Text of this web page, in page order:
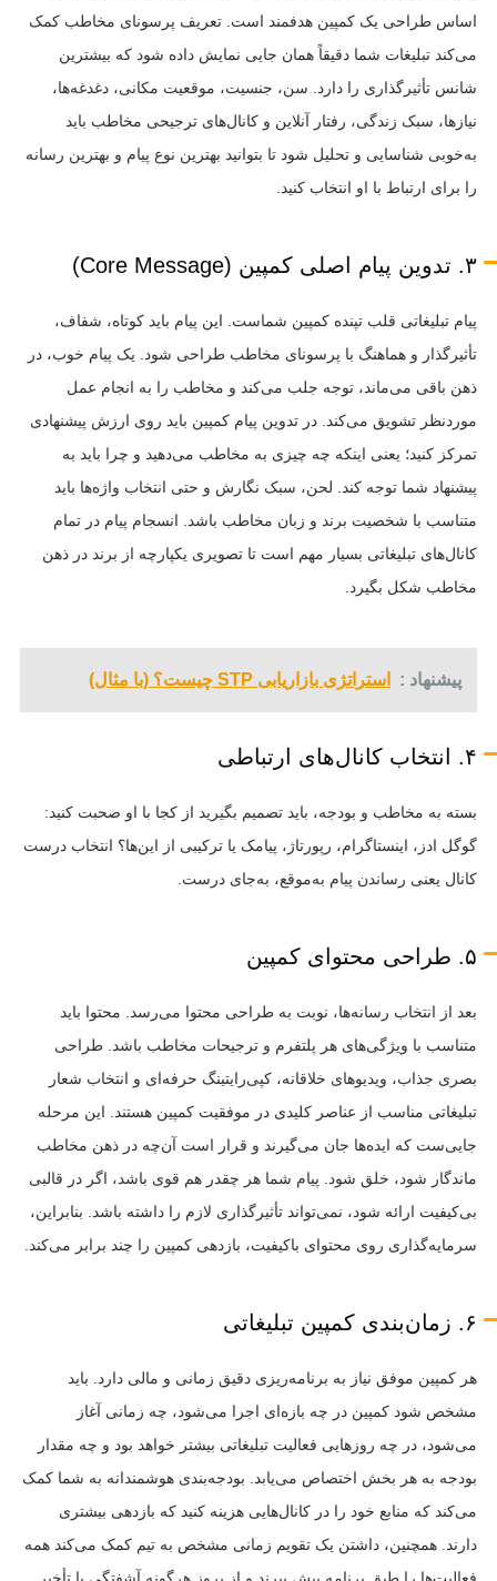
اساس طراحی یک کمپین هدفمند است. تعریف پرسونای مخاطب کمک
می‌کند تبلیغات شما دقیقاً همان جایی نمایش داده شود که بیشترین
شانس تأثیرگذاری را دارد. سن، جنسیت، موقعیت مکانی، دغدغه‌ها،
نیازها، سبک زندگی، رفتار آنلاین و کانال‌های ترجیحی مخاطب باید
به‌خوبی شناسایی و تحلیل شود تا بتوانید بهترین نوع پیام و بهترین رسانه
را برای ارتباط با او انتخاب کنید.
۳. تدوین پیام اصلی کمپین (Core Message)
پیام تبلیغاتی قلب تپنده کمپین شماست. این پیام باید کوتاه، شفاف،
تأثیرگذار و هماهنگ با پرسونای مخاطب طراحی شود. یک پیام خوب، در
ذهن باقی می‌ماند، توجه جلب می‌کند و مخاطب را به انجام عمل
موردنظر تشویق می‌کند. در تدوین پیام کمپین باید روی ارزش پیشنهادی
تمرکز کنید؛ یعنی اینکه چه چیزی به مخاطب می‌دهید و چرا باید به
پیشنهاد شما توجه کند. لحن، سبک نگارش و حتی انتخاب واژه‌ها باید
متناسب با شخصیت برند و زبان مخاطب باشد. انسجام پیام در تمام
کانال‌های تبلیغاتی بسیار مهم است تا تصویری یکپارچه از برند در ذهن
مخاطب شکل بگیرد.
پیشنهاد : استراتژی بازاریابی STP چیست؟ (با مثال)
۴. انتخاب کانال‌های ارتباطی
بسته به مخاطب و بودجه، باید تصمیم بگیرید از کجا با او صحبت کنید:
گوگل ادز، اینستاگرام، رپورتاژ، پیامک یا ترکیبی از این‌ها؟ انتخاب درست
کانال یعنی رساندن پیام به‌موقع، به‌جای درست.
۵. طراحی محتوای کمپین
بعد از انتخاب رسانه‌ها، نوبت به طراحی محتوا می‌رسد. محتوا باید
متناسب با ویژگی‌های هر پلتفرم و ترجیحات مخاطب باشد. طراحی
بصری جذاب، ویدیوهای خلاقانه، کپی‌رایتینگ حرفه‌ای و انتخاب شعار
تبلیغاتی مناسب از عناصر کلیدی در موفقیت کمپین هستند. این مرحله
جایی‌ست که ایده‌ها جان می‌گیرند و قرار است آن‌چه در ذهن مخاطب
ماندگار شود، خلق شود. پیام شما هر چقدر هم قوی باشد، اگر در قالبی
بی‌کیفیت ارائه شود، نمی‌تواند تأثیرگذاری لازم را داشته باشد. بنابراین،
سرمایه‌گذاری روی محتوای باکیفیت، بازدهی کمپین را چند برابر می‌کند.
۶. زمان‌بندی کمپین تبلیغاتی
هر کمپین موفق نیاز به برنامه‌ریزی دقیق زمانی و مالی دارد. باید
مشخص شود کمپین در چه بازه‌ای اجرا می‌شود، چه زمانی آغاز
می‌شود، در چه روزهایی فعالیت تبلیغاتی بیشتر خواهد بود و چه مقدار
بودجه به هر بخش اختصاص می‌یابد. بودجه‌بندی هوشمندانه به شما کمک
می‌کند که منابع خود را در کانال‌هایی هزینه کنید که بازدهی بیشتری
دارند. همچنین، داشتن یک تقویم زمانی مشخص به تیم کمک می‌کند همه
فعالیت‌ها را طبق برنامه پیش ببرند و از بروز هرگونه آشفتگی یا تأخیر